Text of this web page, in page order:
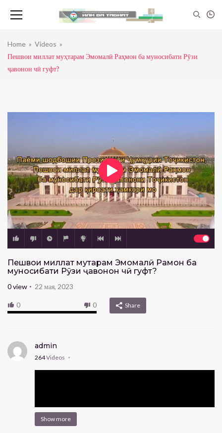
Home » Videos »
Пешвои миллат муҳтарам Эмомалӣ Раҳмон ба муносибати Рӯзи
ҷавонон чӣ гуфт?
Пешвои миллат муҳтарам Эмомалӣ Раҳмон ба
муносибати Рӯзи ҷавонон чӣ гуфт?
0view 22 мая, 2023
0 0 Share
admin
264Videos
Show more